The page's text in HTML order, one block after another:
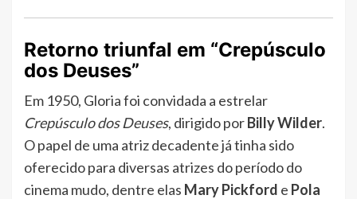
Retorno triunfal em “Crepúsculo
dos Deuses”
Em 1950, Gloria foi convidada a estrelar
Crepúsculo dos Deuses, dirigido porBilly Wilder.
O papel de uma atriz decadente já tinha sido
oferecido para diversas atrizes do período do
cinema mudo, dentre elas Mary Pickford e Pola